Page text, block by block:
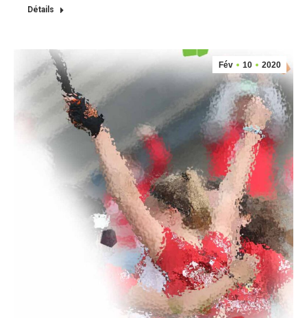
Détails
Fév 10 2020